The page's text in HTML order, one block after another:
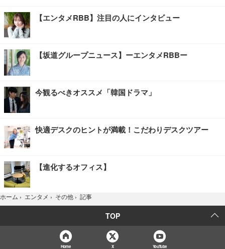
【エンタメRBB】注目の人にインタビュー
【坂道グループニュース】ーエンタメRBBー
今観るべきオススメ「韓国ドラマ」
快適デスクのヒントが満載！こだわりデスクツアー
【進化するオフィス】
ホーム › エンタメ › その他 › 記事
TOP
Home X YouTube